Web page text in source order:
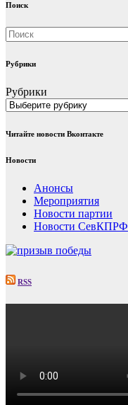
Поиск
Рубрики
Рубрики
Читайте новости Вконтакте
Новости
Анонсы
Мероприятия
Новости партии
Новости СевКПРФ
RSS